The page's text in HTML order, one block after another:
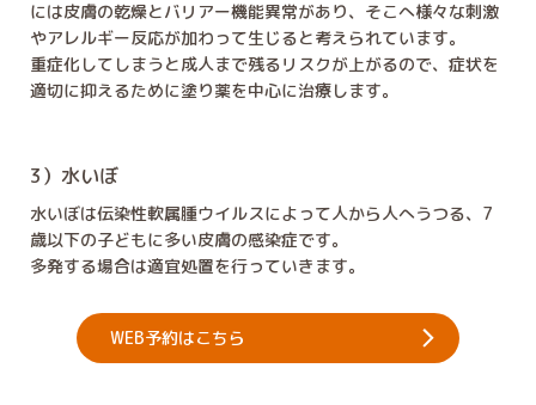
には皮膚の乾燥とバリアー機能異常があり、そこへ様々な刺激
やアレルギー反応が加わって生じると考えられています。
重症化してしまうと成人まで残るリスクが上がるので、症状を
適切に抑えるために塗り薬を中心に治療します。
3）水いぼ
水いぼは伝染性軟属腫ウイルスによって人から人へうつる、7
歳以下の子どもに多い皮膚の感染症です。
多発する場合は適宜処置を行っていきます。
WEB予約はこちら